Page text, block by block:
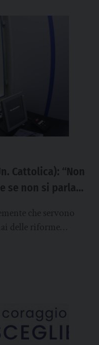
Cattolica): “Non
se non si parla
che servono
delle riforme